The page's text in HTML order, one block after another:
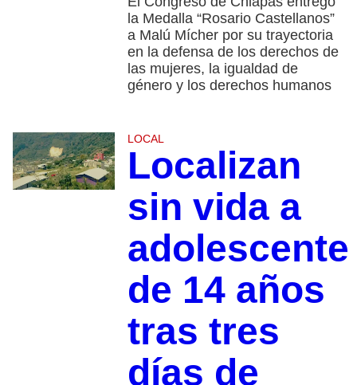
la Medalla “Rosario Castellanos”
a Malú Mícher por su trayectoria
en la defensa de los derechos de
las mujeres, la igualdad de
género y los derechos humanos
LOCAL
Localizan
sin vida a
adolescente
de 14 años
tras tres
días de